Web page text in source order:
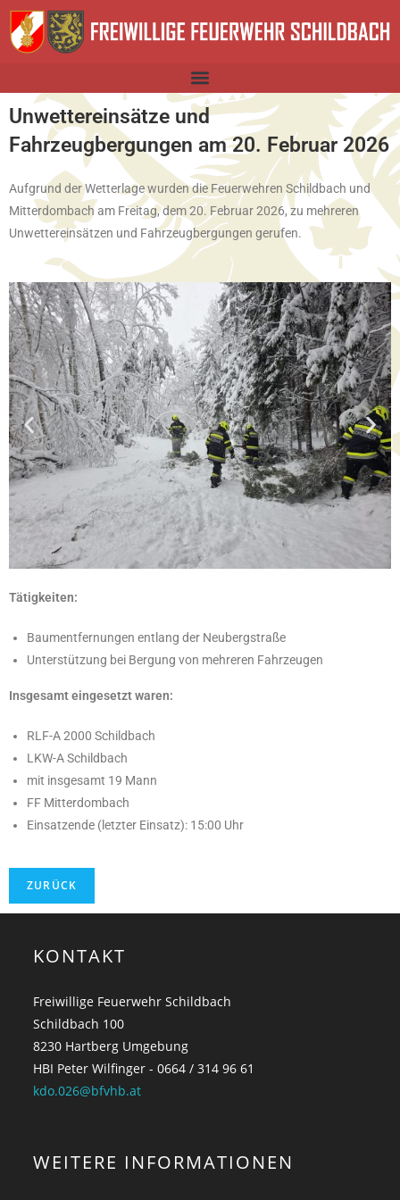
Unwettereinsätze und
Fahrzeugbergungen am 20. Februar 2026
Aufgrund der Wetterlage wurden die Feuerwehren Schildbach und
Mitterdombach am Freitag, dem 20. Februar 2026, zu mehreren
Unwettereinsätzen und Fahrzeugbergungen gerufen.
Tätigkeiten:
Baumentfernungen entlang der Neubergstraße
Unterstützung bei Bergung von mehreren Fahrzeugen
Insgesamt eingesetzt waren:
RLF-A 2000 Schildbach
LKW-A Schildbach
mit insgesamt 19 Mann
FF Mitterdombach
Einsatzende (letzter Einsatz): 15:00 Uhr
KONTAKT
Freiwillige Feuerwehr Schildbach
Schildbach 100
8230 Hartberg Umgebung
HBI Peter Wilfinger - 0664 / 314 96 61
kdo.026@bfvhb.at
WEITERE INFORMATIONEN